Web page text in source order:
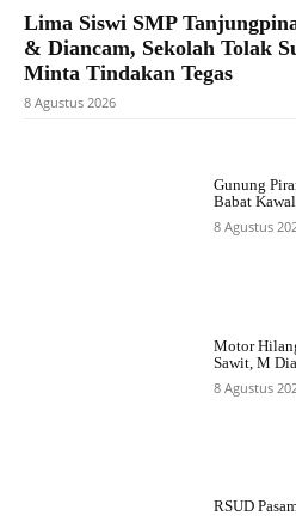
Lima Siswi SMP
& Diancam, Sekolah Tolak
Minta Tindakan Tegas
8 Agustus 2026
Gunung
Babat
8 Agustus
Motor
Sawit, M
8 Agustus
RSUD